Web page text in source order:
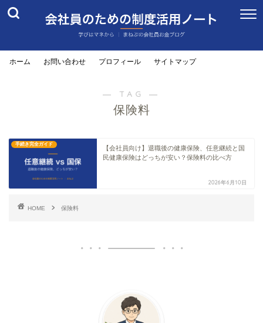
ホーム お問い合わせ プロフィール サイトマップ
― TAG ―
保険料
手続き完全ガイド
【会社員向け】退職後の健康保険、任意継続と国
民健康保険はどっちが安い？保険料の比べ方
2026年6月10日
HOME 保険料